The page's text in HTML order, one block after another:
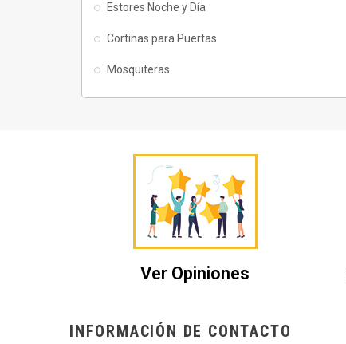
Estores Noche y Día
Cortinas para Puertas
Mosquiteras
Ver Opiniones
INFORMACIÓN DE CONTACTO